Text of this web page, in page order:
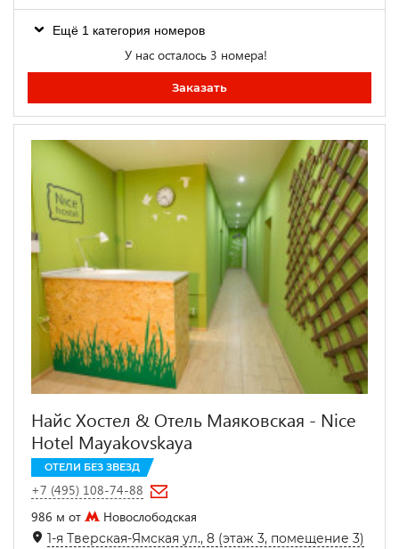
Ещё 1 категория номеров
У нас осталось 3 номера!
Заказать
Найс Хостел & Отель Маяковская - Nice
Hotel Mayakovskaya
ОТЕЛИ БЕЗ ЗВЕЗД
+7 (495) 108-74-88
986 м от
Новослободская
1-я Тверская-Ямская ул., 8 (этаж 3, помещение 3)